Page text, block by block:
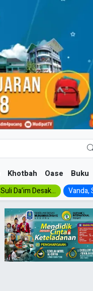
Khotbah Oase Buku
Suli Da’im Desak... Vanda,